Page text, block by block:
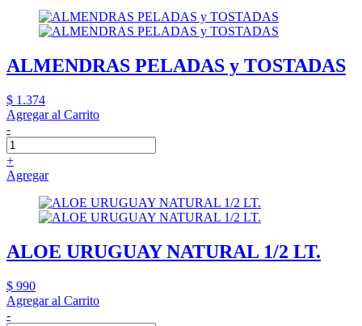
ALMENDRAS PELADAS y TOSTADAS
$ 1.374
Agregar al Carrito
-
+
Agregar
ALOE URUGUAY NATURAL 1/2 LT.
$ 990
Agregar al Carrito
-